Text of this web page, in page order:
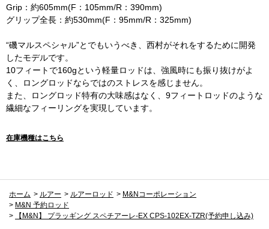
Grip：約605mm(F：105mm/R：390mm)
グリップ全長：約530mm(F：95mm/R：325mm)
“磯マルスペシャル”とでもいうべき、西村がそれをするために開発
したモデルです。
10フィートで160gという軽量ロッドは、強風時にも振り抜けがよ
く、ロングロッドならではのストレスを感じません。
また、ロングロッド特有の大味感はなく、9フィートロッドのような
繊細なフィーリングを実現しています。
在庫機種はこちら
ホーム > ルアー > ルアーロッド > M&Nコーポレーション
> M&N 予約ロッド
>
【M&N】 プラッギング スペチアーレ-EX CPS-102EX-TZR(予約申し込み)